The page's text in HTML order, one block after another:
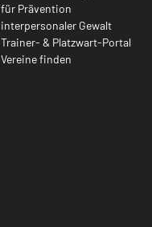
für Prävention
interpersonaler Gewalt
Trainer- & Platzwart-Portal
Vereine finden